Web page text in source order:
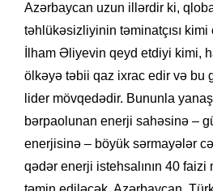
Azərbaycan uzun illərdir ki,
təhlükəsizliyinin təminatçısı kimi
İlham Əliyevin qeyd etdiyi kimi,
ölkəyə təbii qaz ixrac edir və bu
lider mövqedədir. Bununla
bərpaolunan enerji sahəsinə –
enerjisinə – böyük sərmayələr
qədər enerji istehsalının 40